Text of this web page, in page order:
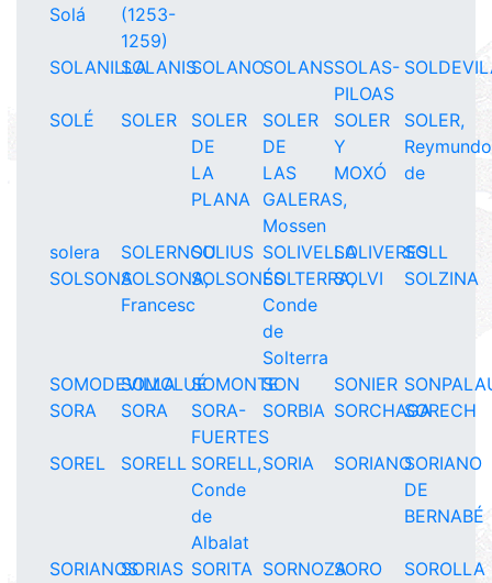
Solá
(1253-
1259)
SOLANILLASOLANISSOLANOSOLANSSOLAS-
PILOAS
SOLÉ SOLER
SOLER
DE
LA
PLANA
SOLER
DE
LAS
GALERAS,
Mossen
SOLER
Y
MOXÓ
SOLER,
Reymundo
de
solera SOLERNOUSOLIUS SOLIVELLASOLIVERESSOLL
SOLSONASOLSONA,
Francesc
SOLSONÉSSOLTERRA,
Conde
de
Solterra
SOLVI SOLZINA
SOMODEVILLA
SOMOLUÉSOMONTESON SONIER
SORA
SORA
SORA-
FUERTES
SORBIA SORCHAGASORECH
SOREL SORELL SORELL,
Conde
de
Albalat
SORIA SORIANOSORIANO
DE
BERNABÉ
SORIANOSSORIAS SORITA SORNOZASORO
SOROLLA